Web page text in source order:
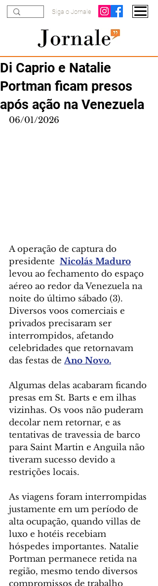
Siga o Jornale
Di Caprio e Natalie
Portman ficam presos
após ação na Venezuela
06/01/2026
A operação de captura do
presidente Nicolás Maduro
levou ao fechamento do espaço
aéreo ao redor da Venezuela na
noite do último sábado (3).
Diversos voos comerciais e
privados precisaram ser
interrompidos, afetando
celebridades que retornavam
das festas de Ano Novo.
Algumas delas acabaram ficando
presas em St. Barts e em ilhas
vizinhas. Os voos não puderam
decolar nem retornar, e as
tentativas de travessia de barco
para Saint Martin e Anguila não
tiveram sucesso devido a
restrições locais.
As viagens foram interrompidas
justamente em um período de
alta ocupação, quando villas de
luxo e hotéis recebiam
hóspedes importantes. Natalie
Portman permanece retida na
região, mesmo tendo diversos
compromissos de trabalho